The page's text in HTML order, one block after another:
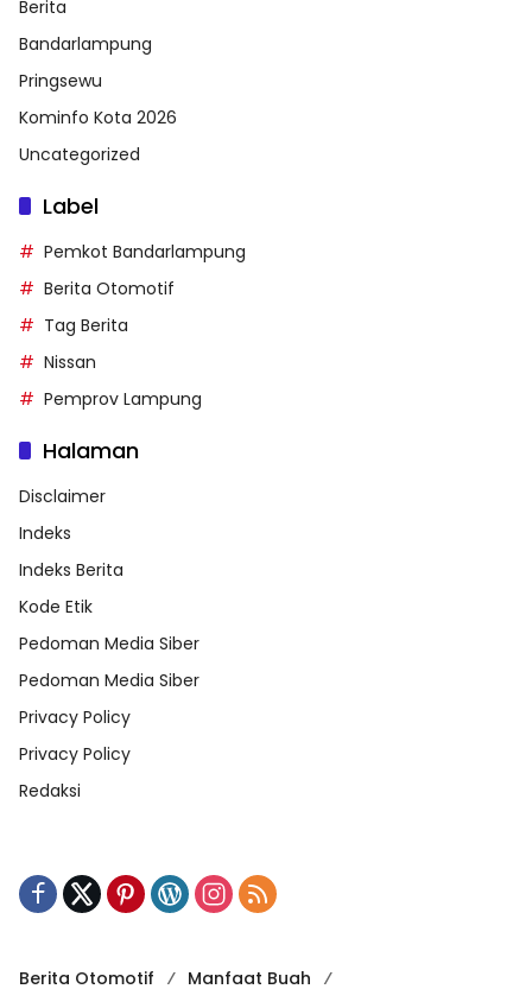
Berita
Bandarlampung
Pringsewu
Kominfo Kota 2026
Uncategorized
Label
Pemkot Bandarlampung
Berita Otomotif
Tag Berita
Nissan
Pemprov Lampung
Halaman
Disclaimer
Indeks
Indeks Berita
Kode Etik
Pedoman Media Siber
Pedoman Media Siber
Privacy Policy
Privacy Policy
Redaksi
Berita Otomotif Manfaat Buah